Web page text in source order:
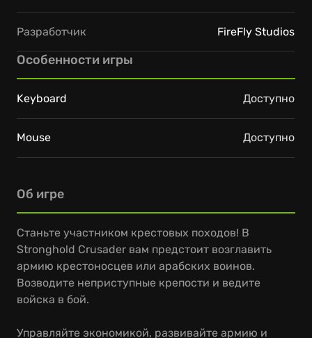
Об игре
Станьте участником крестовых походов! В
Stronghold Crusader вам предстоит возглавить
армию крестоносцев или арабских воинов.
Возводите неприступные крепости и ведите
войска в бой.
Управляйте экономикой, развивайте армию и
Разработчик FireFly Studios
Особенности игры
Keyboard Доступно
Mouse Доступно